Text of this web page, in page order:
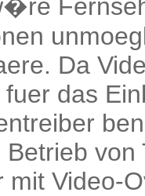
Da
das
mit Video-